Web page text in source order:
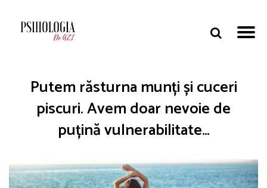
Putem răsturna munți și cuceri
piscuri. Avem doar nevoie de
puțină vulnerabilitate…